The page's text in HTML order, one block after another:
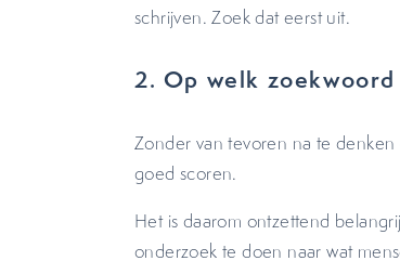
schrijven. Zoek dat eerst uit.
2. Op welk
Zonder van tevoren na te
goed scoren.
Het is daarom ontzettend
onderzoek te doen naar wat